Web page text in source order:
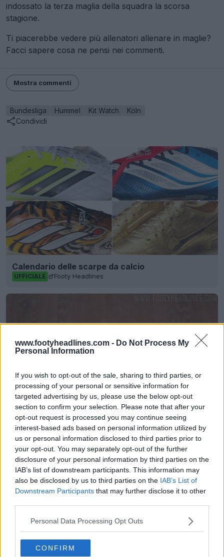
www.footyheadlines.com - Do Not Process My
Personal Information
If you wish to opt-out of the sale, sharing to third parties, or
processing of your personal or sensitive information for
targeted advertising by us, please use the below opt-out
section to confirm your selection. Please note that after your
opt-out request is processed you may continue seeing
interest-based ads based on personal information utilized by
us or personal information disclosed to third parties prior to
your opt-out. You may separately opt-out of the further
disclosure of your personal information by third parties on the
IAB’s list of downstream participants. This information may
also be disclosed by us to third parties on the IAB’s List of
Downstream Participants that may further disclose it to other
Personal Data Processing Opt Outs
CONFIRM
indossato la terza maglia della squadra la scorsa
stagione.
Ti piacerebbe vedere più allenatori allenare in maglie?
Facci sapere cosa ne pensi nei commenti.
Mostra commenti
Bundesliga Hummel Kit Watch
Köln
Condividi
Calendario delle scarpe da calcio
UFFICIALE Footy Headlines